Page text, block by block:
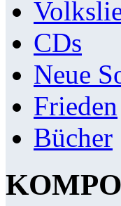
CDs
Neue
Frieden
Bücher